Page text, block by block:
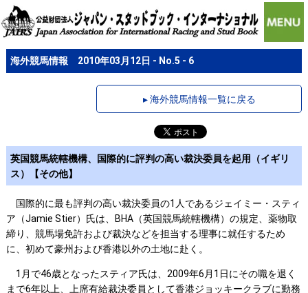
海外競馬情報 2010年03月12日 - No.5 - 6
▸ 海外競馬情報一覧に戻る
英国競馬統轄機構、国際的に評判の高い裁決委員を起用（イギリ
ス）【その他】
国際的に最も評判の高い裁決委員の1人であるジェイミー・スティ
ア（Jamie Stier）氏は、BHA（英国競馬統轄機構）の規定、薬物取
締り、競馬場免許および裁決などを担当する理事に就任するため
に、初めて豪州および香港以外の土地に赴く。
1月で46歳となったスティア氏は、2009年6月1日にその職を退く
まで6年以上、上席有給裁決委員として香港ジョッキークラブに勤務